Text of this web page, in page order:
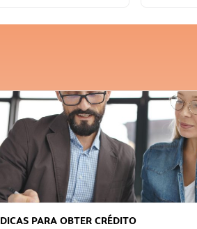
DICAS PARA OBTER CRÉDITO